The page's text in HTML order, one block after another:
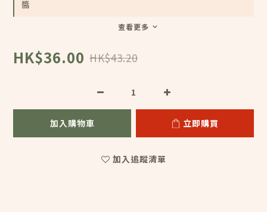
醬
查看更多
HK$36.00 HK$43.20
加入購物車 立即購買
加入追蹤清單